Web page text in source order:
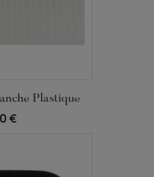
rapidePlastique
€